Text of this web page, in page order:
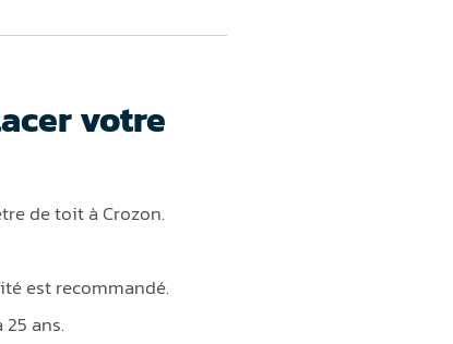
votre
de toit à Crozon.
est recommandé.
ans.